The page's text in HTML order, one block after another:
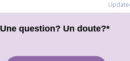
Une question? Un doute?*